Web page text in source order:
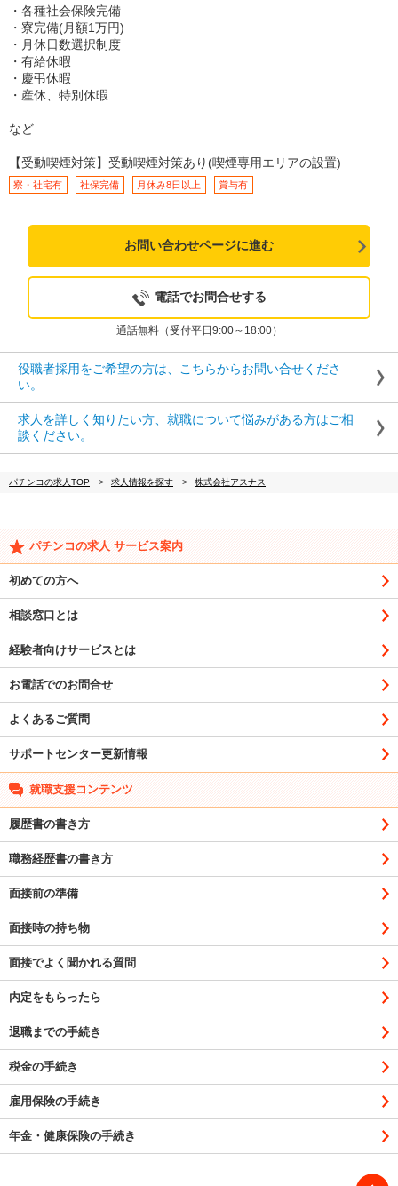
・各種社会保険完備
・寮完備(月額1万円)
・月休日数選択制度
・有給休暇
・慶弔休暇
・産休、特別休暇
など
【受動喫煙対策】受動喫煙対策あり(喫煙専用エリアの設置)
寮・社宅有 社保完備 月休み8日以上 賞与有
お問い合わせページに進む
電話でお問合せする
通話無料（受付平日9:00～18:00）
役職者採用をご希望の方は、こちらからお問い合せくださ
い。
求人を詳しく知りたい方、就職について悩みがある方はご相
談ください。
パチンコの求人TOP 求人情報を探す 株式会社アスナス
パチンコの求人 サービス案内
初めての方へ
相談窓口とは
経験者向けサービスとは
お電話でのお問合せ
よくあるご質問
サポートセンター更新情報
就職支援コンテンツ
履歴書の書き方
職務経歴書の書き方
面接前の準備
面接時の持ち物
面接でよく聞かれる質問
内定をもらったら
退職までの手続き
税金の手続き
雇用保険の手続き
年金・健康保険の手続き